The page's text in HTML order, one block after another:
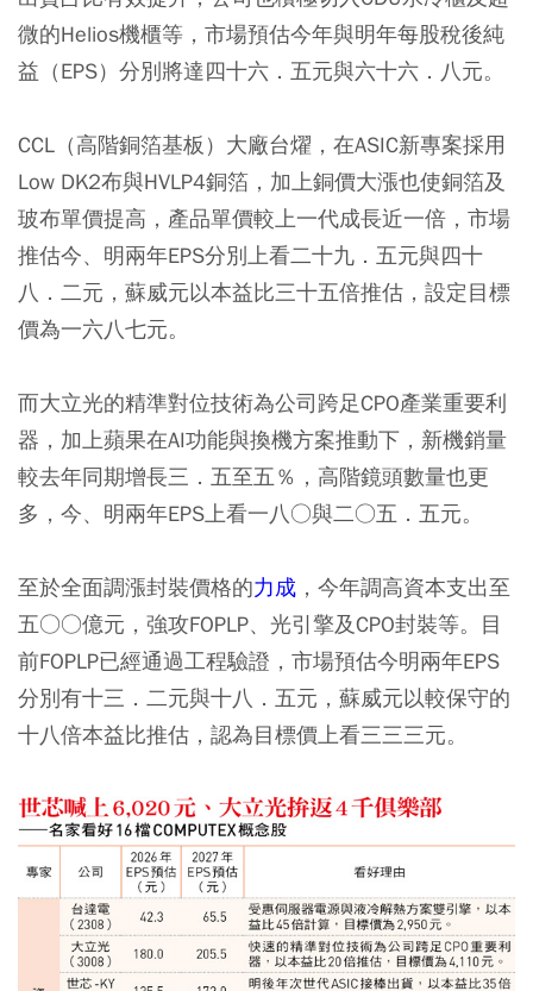
微的Helios機櫃等，市場預估今年與明年每股稅後純
益（EPS）分別將達四十六．五元與六十六．八元。
CCL（高階銅箔基板）大廠台燿，在ASIC新專案採用
Low DK2布與HVLP4銅箔，加上銅價大漲也使銅箔及
玻布單價提高，產品單價較上一代成長近一倍，市場
推估今、明兩年EPS分別上看二十九．五元與四十
八．二元，蘇威元以本益比三十五倍推估，設定目標
價為一六八七元。
而大立光的精準對位技術為公司跨足CPO產業重要利
器，加上蘋果在AI功能與換機方案推動下，新機銷量
較去年同期增長三．五至五％，高階鏡頭數量也更
多，今、明兩年EPS上看一八○與二○五．五元。
至於全面調漲封裝價格的力成 ，今年調高資本支出至
五○○億元，強攻FOPLP、光引擎及CPO封裝等。目
前FOPLP已經通過工程驗證，市場預估今明兩年EPS
分別有十三．二元與十八．五元，蘇威元以較保守的
十八倍本益比推估，認為目標價上看三三三元。